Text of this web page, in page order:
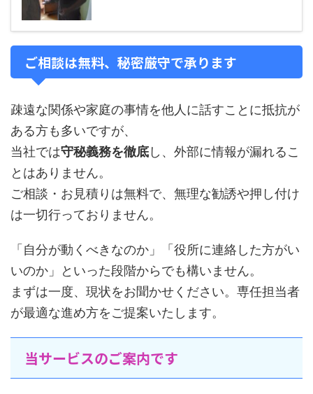
ご相談は無料、秘密厳守で承ります
疎遠な関係や家庭の事情を他人に話すことに抵抗が
ある方も多いですが、
当社では守秘義務を徹底し、外部に情報が漏れるこ
とはありません。
ご相談・お見積りは無料で、無理な勧誘や押し付け
は一切行っておりません。
「自分が動くべきなのか」「役所に連絡した方がい
いのか」といった段階からでも構いません。
まずは一度、現状をお聞かせください。専任担当者
が最適な進め方をご提案いたします。
当サービスのご案内です